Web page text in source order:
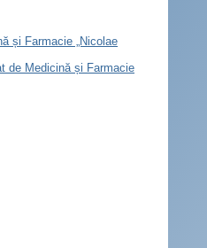
și Farmacie „Nicolae
de Medicină și Farmacie